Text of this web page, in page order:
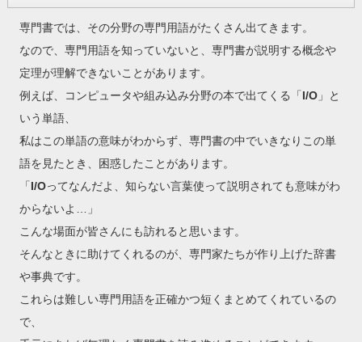
専門書では、その分野の専門用語がたくさん出てきます。
なので、専門用語を知っていないと、専門書が説明する概念や
定理が理解できないことがあります。
例えば、コンピュータや組み込み分野の本で出てくる「I/O」と
いう単語、
私はこの単語の意味がわからず、専門書の中でいきなりこの単
語を見たとき、困惑したことがあります。
「I/Oってなんだよ、知らない言葉使って説明されても意味がわ
からないよ…」
こんな場面が皆さんにも訪れると思います。
そんなときに助けてくれるのが、専門家たちが作り上げた辞書
や事典です。
これらは難しい専門用語を正確かつ短くまとめてくれているの
で、